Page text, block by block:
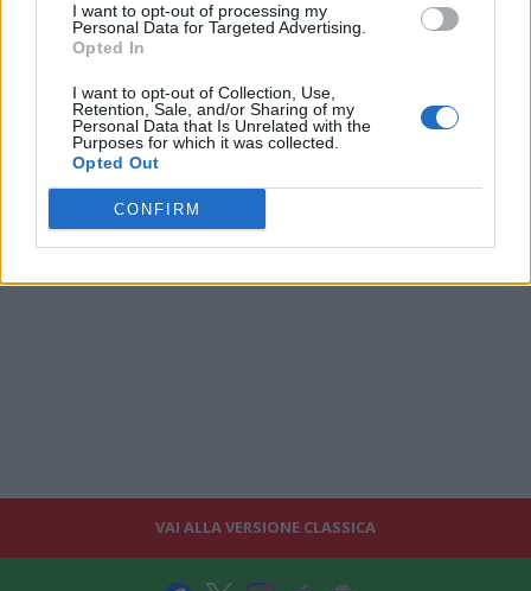
I want to opt-out of processing my
Personal Data for Targeted Advertising.
Opted In
I want to opt-out of Collection, Use,
Retention, Sale, and/or Sharing of my
Personal Data that Is Unrelated with the
Purposes for which it was collected.
Opted Out
CONFIRM
VAI ALLA VERSIONE CLASSICA